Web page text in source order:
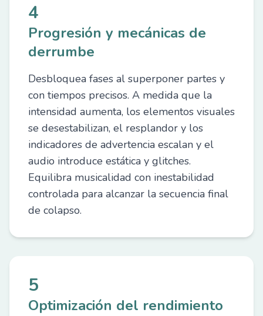
4
Progresión y mecánicas de
derrumbe
Desbloquea fases al superponer partes y
con tiempos precisos. A medida que la
intensidad aumenta, los elementos visuales
se desestabilizan, el resplandor y los
indicadores de advertencia escalan y el
audio introduce estática y glitches.
Equilibra musicalidad con inestabilidad
controlada para alcanzar la secuencia final
de colapso.
5
Optimización del rendimiento